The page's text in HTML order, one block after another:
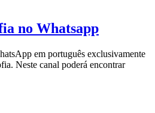
no Whatsapp
em português exclusivamente
Neste canal poderá encontrar